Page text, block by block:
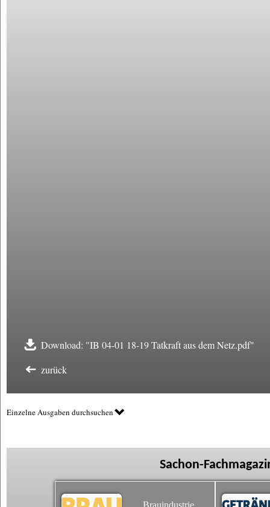
Download: "IB 04-01 18-19 Tatkraft aus dem Netz.pdf"
zurück
Einzelne Ausgaben durchsuchen
Sachon-
Brauindustrie